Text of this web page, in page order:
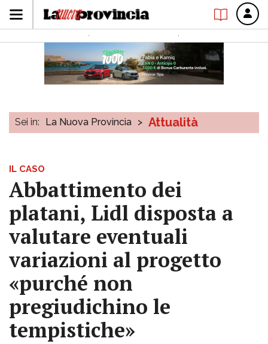
Sei in: La Nuova Provincia > Attualità
IL CASO
Abbattimento dei
platani, Lidl disposta a
valutare eventuali
variazioni al progetto
«purché non
pregiudichino le
tempistiche»